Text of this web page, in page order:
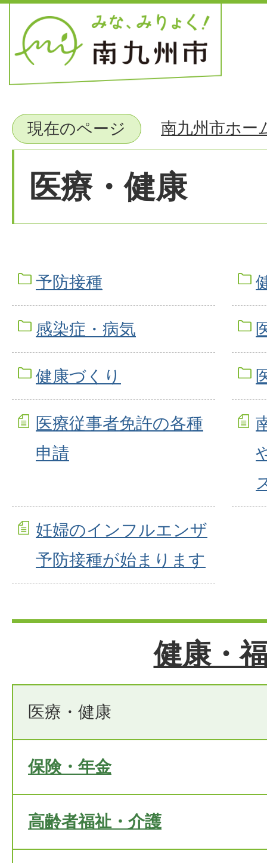
現在のページ 南九州市ホー
医療・健康
予防接種
感染症・病気
健康づくり
医療従事者免許の各種
申請
妊婦のインフルエンザ
予防接種が始まります
健康・
医療・健康
保険・年金
高齢者福祉・介護